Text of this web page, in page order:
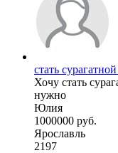
стать
Хочу стать
нужно
Юлия
1000000 руб.
Ярославль
2197